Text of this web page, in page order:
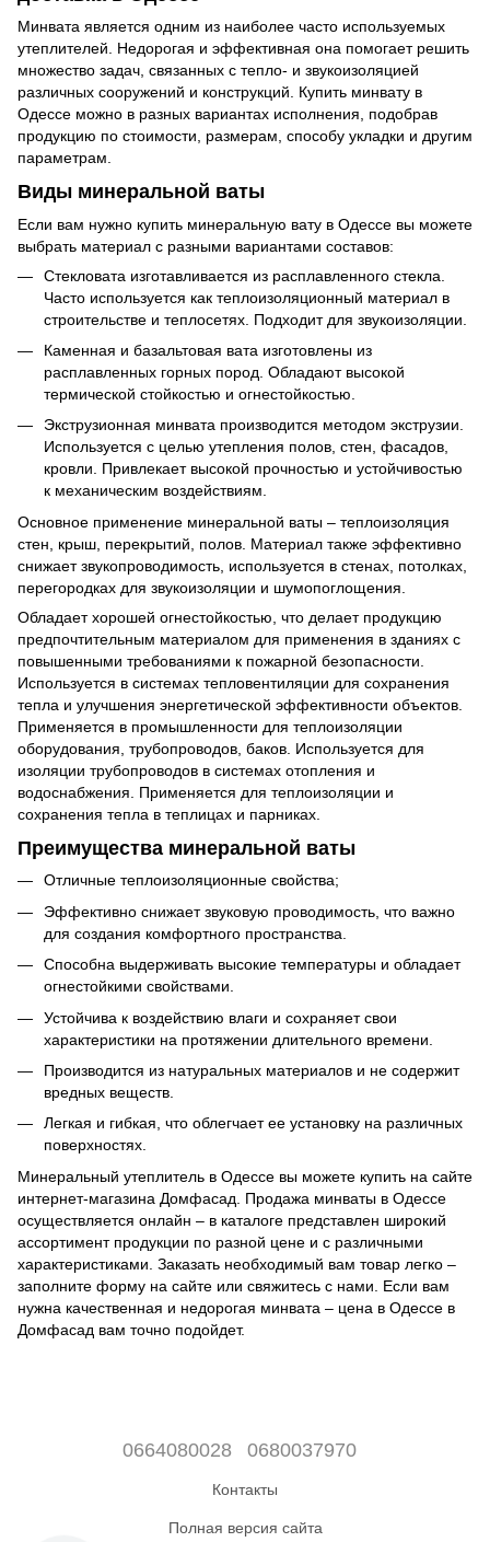
Минвата является одним из наиболее часто используемых
утеплителей. Недорогая и эффективная она помогает решить
множество задач, связанных с тепло- и звукоизоляцией
различных сооружений и конструкций. Купить минвату в
Одессе можно в разных вариантах исполнения, подобрав
продукцию по стоимости, размерам, способу укладки и другим
параметрам.
Виды минеральной ваты
Если вам нужно купить минеральную вату в Одессе вы можете
выбрать материал с разными вариантами составов:
Стекловата изготавливается из расплавленного стекла.
Часто используется как теплоизоляционный материал в
строительстве и теплосетях. Подходит для звукоизоляции.
Каменная и базальтовая вата изготовлены из
расплавленных горных пород. Обладают высокой
термической стойкостью и огнестойкостью.
Экструзионная минвата производится методом экструзии.
Используется с целью утепления полов, стен, фасадов,
кровли. Привлекает высокой прочностью и устойчивостью
к механическим воздействиям.
Основное применение минеральной ваты – теплоизоляция
стен, крыш, перекрытий, полов. Материал также эффективно
снижает звукопроводимость, используется в стенах, потолках,
перегородках для звукоизоляции и шумопоглощения.
Обладает хорошей огнестойкостью, что делает продукцию
предпочтительным материалом для применения в зданиях с
повышенными требованиями к пожарной безопасности.
Используется в системах тепловентиляции для сохранения
тепла и улучшения энергетической эффективности объектов.
Применяется в промышленности для теплоизоляции
оборудования, трубопроводов, баков. Используется для
изоляции трубопроводов в системах отопления и
водоснабжения. Применяется для теплоизоляции и
сохранения тепла в теплицах и парниках.
Преимущества минеральной ваты
Отличные теплоизоляционные свойства;
Эффективно снижает звуковую проводимость, что важно
для создания комфортного пространства.
Способна выдерживать высокие температуры и обладает
огнестойкими свойствами.
Устойчива к воздействию влаги и сохраняет свои
характеристики на протяжении длительного времени.
Производится из натуральных материалов и не содержит
вредных веществ.
Легкая и гибкая, что облегчает ее установку на различных
поверхностях.
Минеральный утеплитель в Одессе вы можете купить на сайте
интернет-магазина Домфасад. Продажа минваты в Одессе
осуществляется онлайн – в каталоге представлен широкий
ассортимент продукции по разной цене и с различными
характеристиками. Заказать необходимый вам товар легко –
заполните форму на сайте или свяжитесь с нами. Если вам
нужна качественная и недорогая минвата – цена в Одессе в
Домфасад вам точно подойдет.
0664080028 0680037970
Контакты
Полная версия сайта